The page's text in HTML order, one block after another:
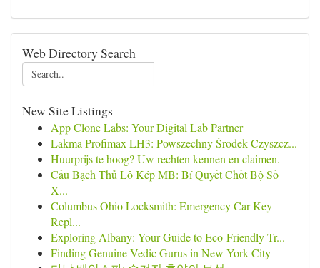
Web Directory Search
New Site Listings
App Clone Labs: Your Digital Lab Partner
Lakma Profimax LH3: Powszechny Środek Czyszcz...
Huurprijs te hoog? Uw rechten kennen en claimen.
Cầu Bạch Thủ Lô Kép MB: Bí Quyết Chốt Bộ Số
X...
Columbus Ohio Locksmith: Emergency Car Key
Repl...
Exploring Albany: Your Guide to Eco-Friendly Tr...
Finding Genuine Vedic Gurus in New York City